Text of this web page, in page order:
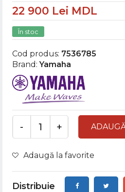
22 900 Lei MDL
În stoc
Cod produs: 7536785
Brand:Yamaha
- +
Adaugă la favorite
Distribuie